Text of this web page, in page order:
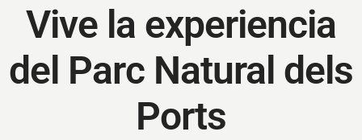
Vive la experiencia
del Parc Natural dels
Ports